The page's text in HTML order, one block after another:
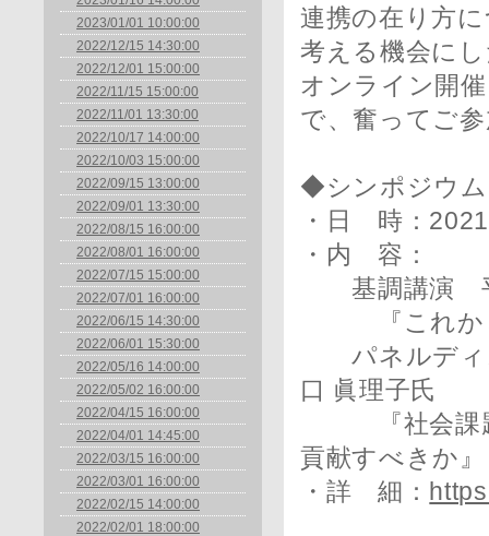
2023/01/01 10:00:00
2022/12/15 14:30:00
2022/12/01 15:00:00
2022/11/15 15:00:00
2022/11/01 13:30:00
2022/10/17 14:00:00
2022/10/03 15:00:00
2022/09/15 13:00:00
2022/09/01 13:30:00
2022/08/15 16:00:00
2022/08/01 16:00:00
2022/07/15 15:00:00
2022/07/01 16:00:00
2022/06/15 14:30:00
2022/06/01 15:30:00
2022/05/16 14:00:00
2022/05/02 16:00:00
2022/04/15 16:00:00
2022/04/01 14:45:00
2022/03/15 16:00:00
2022/03/01 16:00:00
2022/02/15 14:00:00
2022/02/01 18:00:00
連携の在り方
考える機会に
オンライン開
で、奮ってご
◆シンポジウム
・日 時：
・内 容：
基調講演 平
『これから
パネルディ
口 眞理子氏
『社会課題
貢献すべきか』
・詳 細：